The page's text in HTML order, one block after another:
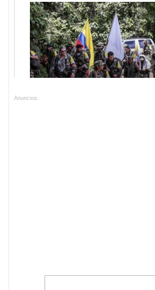
Anuncios.